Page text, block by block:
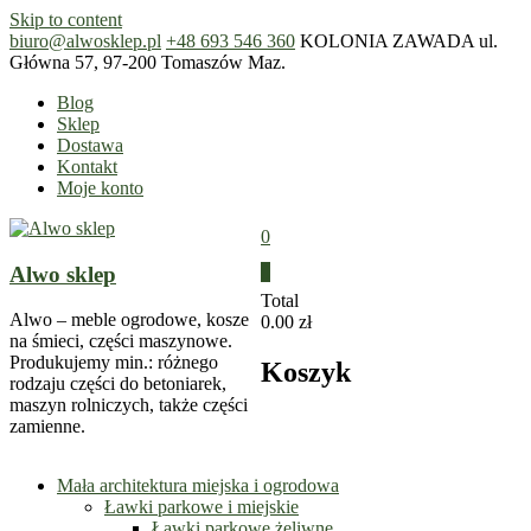
Skip to content
biuro@alwosklep.pl +48 693 546 360 KOLONIA ZAWADA ul.
Główna 57, 97-200 Tomaszów Maz.
Blog
Sklep
Dostawa
Kontakt
Moje konto
Alwo sklep
Alwo – meble ogrodowe, kosze
na śmieci, części maszynowe.
Produkujemy min.: różnego
rodzaju części do betoniarek,
maszyn rolniczych, także części
zamienne.
0
Total
0.00 zł
Koszyk
Mała architektura miejska i ogrodowa
Ławki parkowe i miejskie